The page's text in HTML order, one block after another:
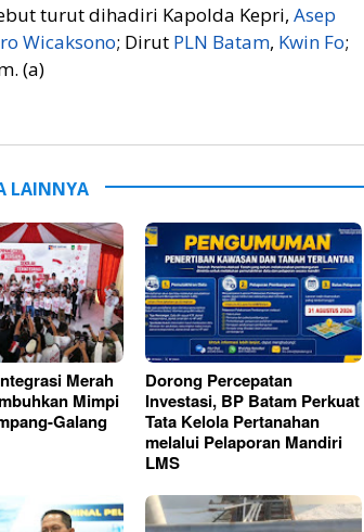
turut dihadiri Kapolda Kepri, Asep
Wicaksono; Dirut PLN Batam, Kwin Fo;
(a)
LAINNYA
Merah
Mimpi
Galang
Dorong Percepatan
Investasi, BP Batam Perkuat
Tata Kelola Pertanahan
melalui Pelaporan Mandiri
LMS